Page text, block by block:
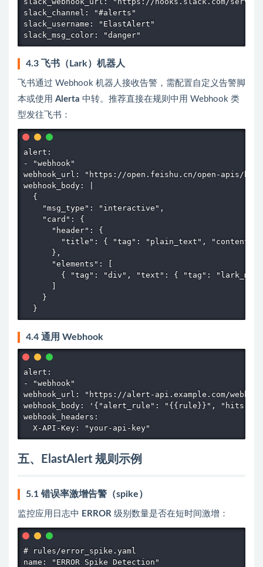
slack_channel: "#alerts"
slack_username: "ElastAlert"
slack_msg_color: "danger"
4.3 飞书（Lark）机器人
飞书通过 Webhook 机器人接收告警，需配置自定义告警脚
本或使用 Alerta 中转。推荐直接在规则中用 Webhook 类
型发往飞书：
alert:
- "webhook"
webhook_url: "https://open.feishu.cn/open-apis/bot/
webhook_body: |
  {
    "msg_type": "interactive",
    "card": {
      "header": {
"title": { "tag": "plain_text", "content":
      },
      "elements": [
{ "tag": "div", "text": { "tag":
      ]
    }
  }
4.4 通用 Webhook
alert:
- "webhook"
webhook_url: "https://alert-api.example.com/
webhook_body: '{"alert_rule": "{{rule}}", "hits":
webhook_headers:
  X-API-Key: "your-api-key"
五、ElastAlert 规则示例
5.1 错误率激增告警（spike）
监控应用日志中 ERROR 级别数量是否在短时间激增：
# rules/error_spike.yaml
name: "ERROR Spike Detection"